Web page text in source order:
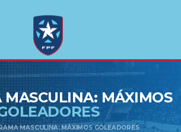
MASCULINA: MÁXIMOS
MASCULINA: MÁXIMOS GOLEADORES